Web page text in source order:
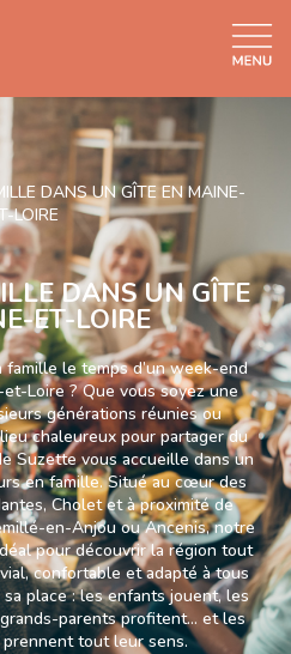
DANS UN GÎTE EN MAINE-
LOIRE
DANS UN GÎTE
ET-LOIRE
le temps d’un week-end
Loire ? Que vous soyez une
générations réunies ou
chaleureux pour partager du
Suzette vous accueille dans un
en famille. Situé au cœur des
Cholet et à proximité de
en-Anjou ou Ancenis, notre
pour découvrir la région tout
confortable et adapté à tous
place : les enfants jouent, les
parents profitent… et les
tout leur sens.